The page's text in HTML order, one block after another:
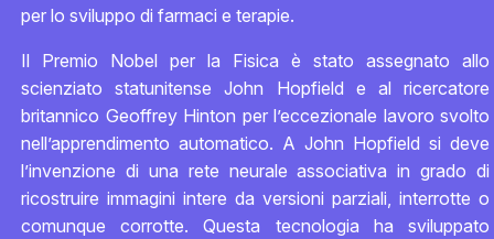
per lo sviluppo di farmaci e terapie.
Il Premio Nobel per la Fisica è stato assegnato allo
scienziato statunitense John Hopfield e al ricercatore
britannico Geoffrey Hinton per l’eccezionale lavoro svolto
nell’apprendimento automatico. A John Hopfield si deve
l’invenzione di una rete neurale associativa in grado di
ricostruire immagini intere da versioni parziali, interrotte o
comunque corrotte. Questa tecnologia ha sviluppato